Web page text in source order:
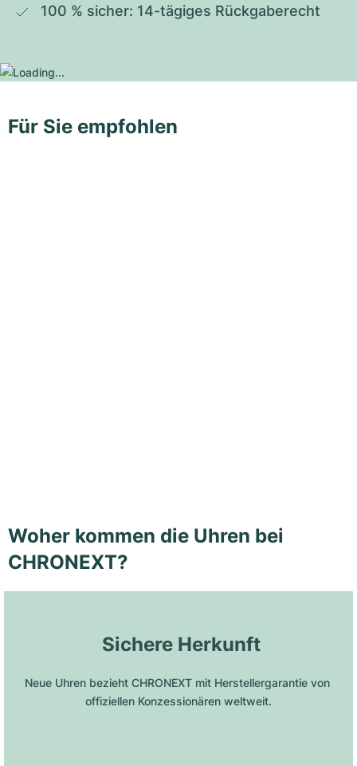
100 % sicher: 14-tägiges Rückgaberecht
Für Sie empfohlen
Woher kommen die Uhren bei
CHRONEXT?
Sichere Herkunft
Neue Uhren bezieht CHRONEXT mit Herstellergarantie von
offiziellen Konzessionären weltweit.